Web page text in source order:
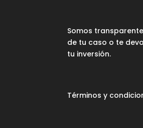
Somos
de tu caso o te
tu inversión.
Términos y